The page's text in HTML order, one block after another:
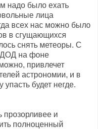
надо было ехать
лица
всех нас можно было
в сгущающихся
снять метеоры. С
ДОД на фоне
привлечет
астрономии, и в
будет негде.
прозорливее и
полноценный